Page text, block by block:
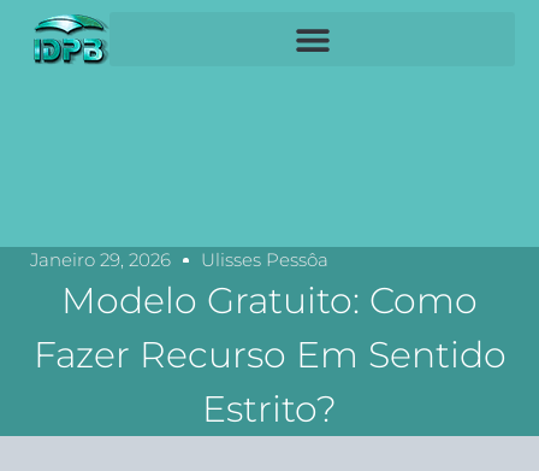
Janeiro 29, 2026 Ulisses Pessôa
Modelo Gratuito: Como
Fazer Recurso Em Sentido
Estrito?